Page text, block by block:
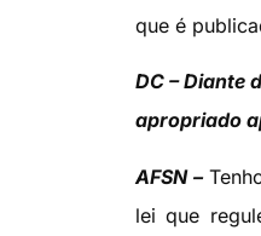
que é
DC – Diante
apropriado
AFSN –
lei que